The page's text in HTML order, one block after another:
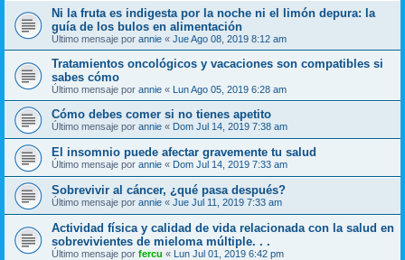
Ni la fruta es indigesta por la noche ni el limón depura: la
guía de los bulos en alimentación
Último mensaje por annie « Jue Ago 08, 2019 8:12 am
Tratamientos oncológicos y vacaciones son compatibles si
sabes cómo
Último mensaje por annie « Lun Ago 05, 2019 6:28 am
Cómo debes comer si no tienes apetito
Último mensaje por annie « Dom Jul 14, 2019 7:38 am
El insomnio puede afectar gravemente tu salud
Último mensaje por annie « Dom Jul 14, 2019 7:33 am
Sobrevivir al cáncer, ¿qué pasa después?
Último mensaje por annie « Jue Jul 11, 2019 7:33 am
Actividad física y calidad de vida relacionada con la salud en
sobrevivientes de mieloma múltiple. . .
Último mensaje por fercu « Lun Jul 01, 2019 6:42 pm